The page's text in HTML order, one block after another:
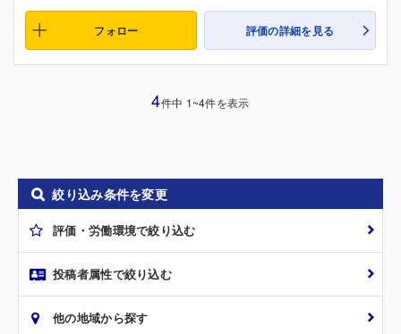
フォロー 評価の詳細を見る
4件中 1~4件を表示
絞り込み条件を変更
評価・労働環境で絞り込む
投稿者属性で絞り込む
他の地域から探す